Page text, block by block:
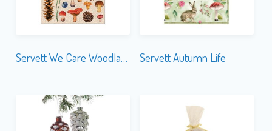
Servett We Care Woodland Whimsy Servett Autumn Life